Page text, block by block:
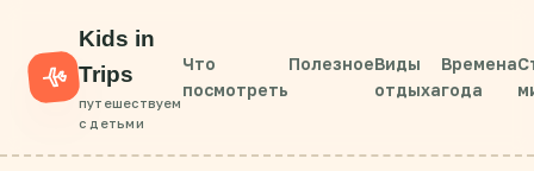
Kids in
Trips
путешествуем
с детьми
Что
посмотреть
ПолезноеВиды
отдыха
Времена
года